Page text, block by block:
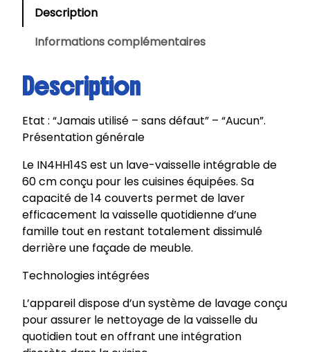
Description
Informations complémentaires
Description
Etat : “Jamais utilisé – sans défaut” – “Aucun”.
Présentation générale
Le IN4HH14S est un lave-vaisselle intégrable de
60 cm conçu pour les cuisines équipées. Sa
capacité de 14 couverts permet de laver
efficacement la vaisselle quotidienne d’une
famille tout en restant totalement dissimulé
derrière une façade de meuble.
Technologies intégrées
L’appareil dispose d’un système de lavage conçu
pour assurer le nettoyage de la vaisselle du
quotidien tout en offrant une intégration